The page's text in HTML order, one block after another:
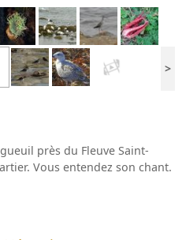
>
près du Fleuve Saint-
Vous entendez son chant.